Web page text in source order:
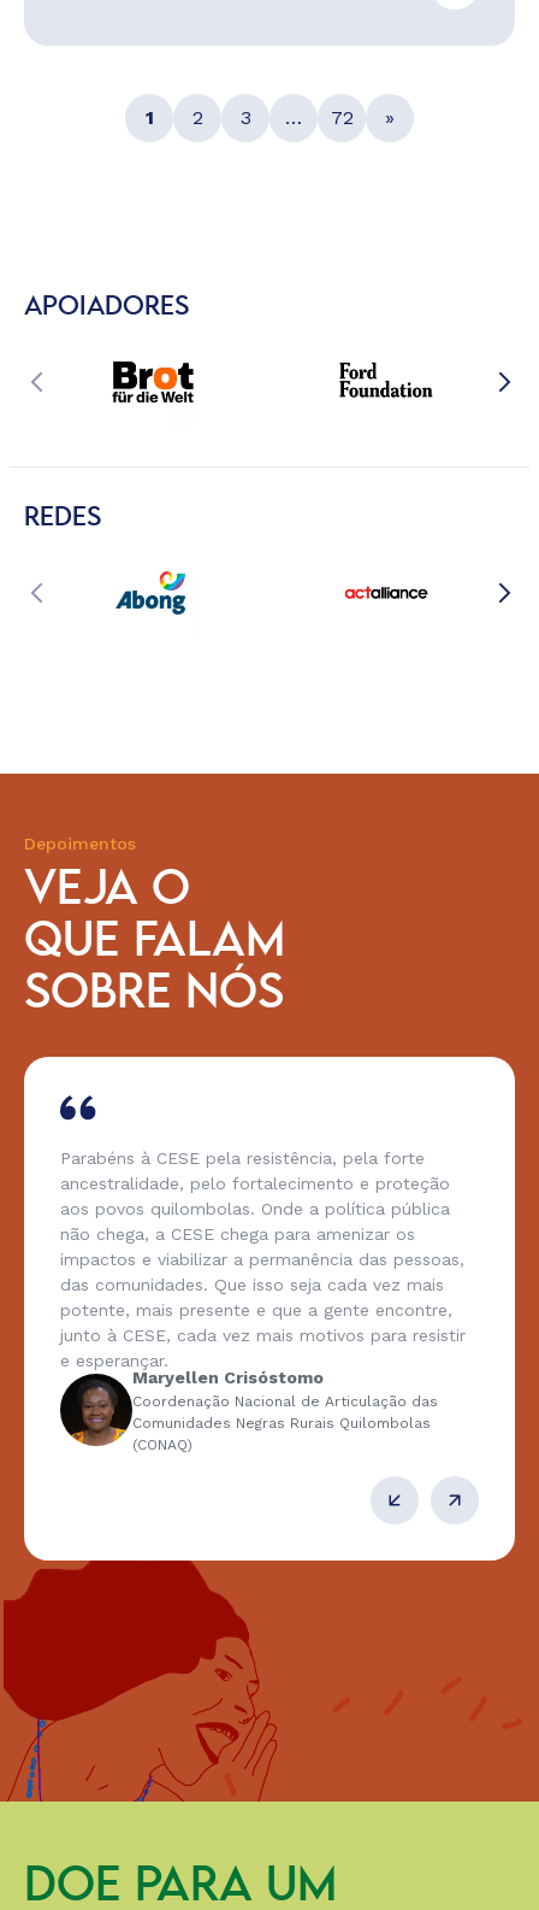
1 2 3 … 72 »
APOIADORES
REDES
Depoimentos
VEJA O
QUE FALAM
SOBRE NÓS
Parabéns à CESE pela resistência, pela forte
ancestralidade, pelo fortalecimento e proteção
aos povos quilombolas. Onde a política pública
não chega, a CESE chega para amenizar os
impactos e viabilizar a permanência das pessoas,
das comunidades. Que isso seja cada vez mais
potente, mais presente e que a gente encontre,
junto à CESE, cada vez mais motivos para resistir
e esperançar.
Maryellen Crisóstomo
Coordenação Nacional de Articulação das
Comunidades Negras Rurais Quilombolas
(CONAQ)
DOE PARA UM